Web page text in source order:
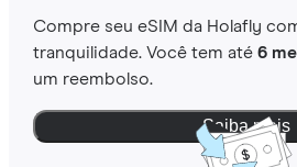
Compre seu eSIM da Holafly
tranquilidade. Você tem até 6
um reembolso.
Saiba mais